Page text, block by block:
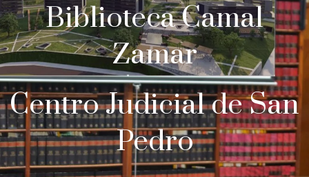
Biblioteca Camal
Zamar
Centro Judicial de San
Pedro